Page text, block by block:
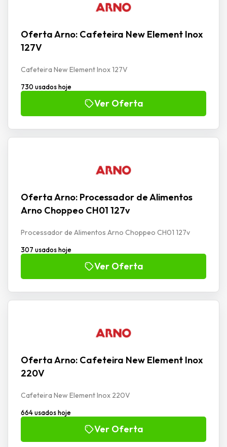
Oferta Arno: Cafeteira New Element Inox
127V
Cafeteira New Element Inox 127V
730 usados hoje
Ver Oferta
Oferta Arno: Processador de Alimentos
Arno Choppeo CH01 127v
Processador de Alimentos Arno Choppeo CH01 127v
307 usados hoje
Ver Oferta
Oferta Arno: Cafeteira New Element Inox
220V
Cafeteira New Element Inox 220V
664 usados hoje
Ver Oferta